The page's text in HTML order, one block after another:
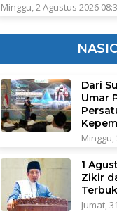
Minggu, 2 Agustus 2026
Dari
Umar
Minggu,
1
Zikir
Jumat,